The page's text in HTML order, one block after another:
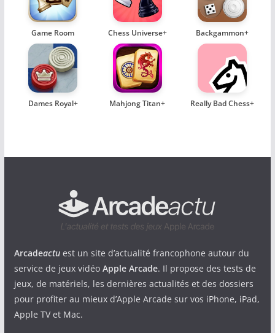
Game Room Chess Universe+ Backgammon+
Dames Royal+ Mahjong Titan+ Really Bad Chess+
Arcadeactuest un site d’actualité francophone autour du
service de jeux vidéo Apple Arcade. Il propose des tests de
jeux, de matériels, les dernières actualités et des dossiers
pour profiter au mieux d’Apple Arcade sur vos iPhone, iPad,
Apple TV et Mac.